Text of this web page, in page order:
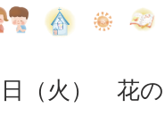
日（火） 花の